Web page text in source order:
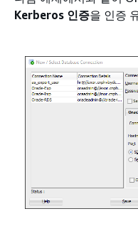
Kerberos 인증을 인증